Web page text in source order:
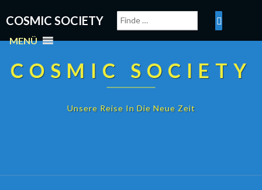
COSMIC SOCIETY
MENÜ
COSMIC SOCIETY
Unsere Reise In Die Neue Zeit